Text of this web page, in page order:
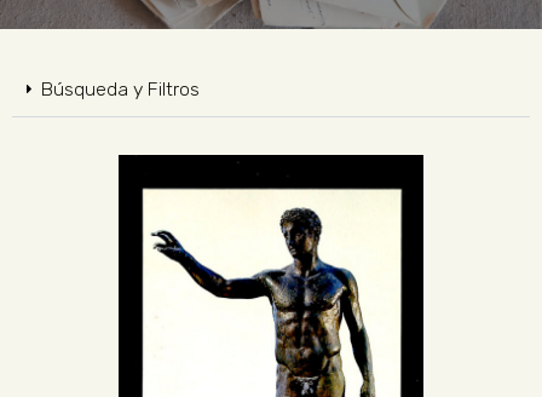
FUNDACIÓN
NOTICIAS
Búsqueda y Filtros